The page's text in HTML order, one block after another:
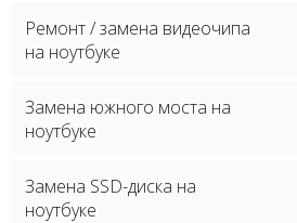
Ремонт / замена видеочипа
на ноутбуке
Замена южного моста на
ноутбуке
Замена SSD-диска на
ноутбуке